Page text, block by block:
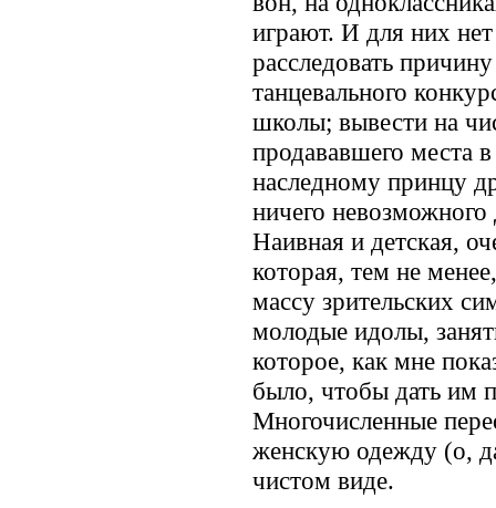
играют. И для них
расследовать
танцевального
школы; вывести на
продававшего места
наследному принцу
ничего
Наивная и детская,
которая, тем не
массу зрительских
молодые идолы,
которое, как мне
было, чтобы дать им
Многочисленные
женскую одежду (о,
чистом виде.